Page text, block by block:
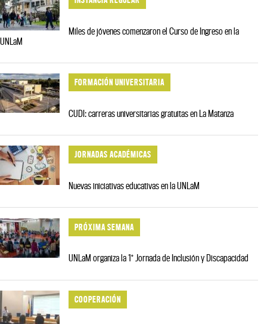
Miles de jóvenes comenzaron el Curso de Ingreso en la
UNLaM
FORMACIÓN UNIVERSITARIA
CUDI: carreras universitarias gratuitas en La Matanza
JORNADAS ACADÉMICAS
Nuevas iniciativas educativas en la UNLaM
PRÓXIMA SEMANA
UNLaM organiza la 1° Jornada de Inclusión y Discapacidad
COOPERACIÓN